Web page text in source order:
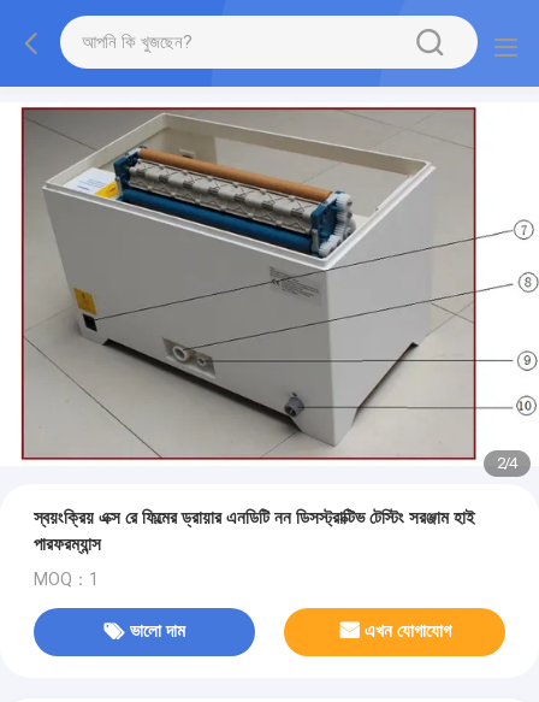
3/4
স্বয়ংক্রিয় এক্স রে ফিল্মের ড্রায়ার এনডিটি নন ডিসস্ট্রাক্টিভ টেস্টিং সরঞ্জাম হাই
পারফরম্যান্স
MOQ：1
ভালো দাম এখন যোগাযোগ